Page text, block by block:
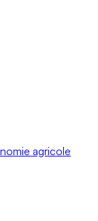
agricole